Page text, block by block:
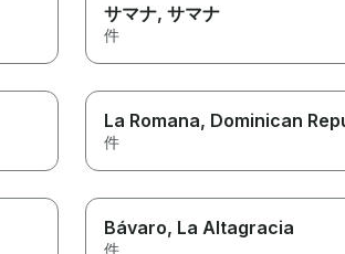
サマナ, サマナ
件
La Romana, Dominican
件
Bávaro, La Altagracia
件